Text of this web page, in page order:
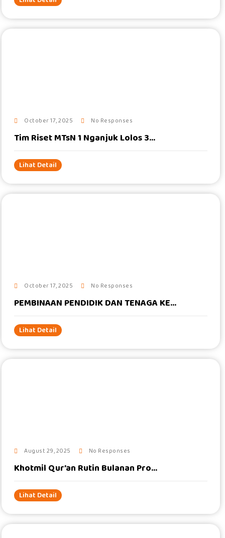
October 17, 2025 No Responses
Tim Riset MTsN 1 Nganjuk Lolos 3...
Lihat Detail
October 17, 2025 No Responses
PEMBINAAN PENDIDIK DAN TENAGA KE...
Lihat Detail
August 29, 2025 No Responses
Khotmil Qur’an Rutin Bulanan Pro...
Lihat Detail